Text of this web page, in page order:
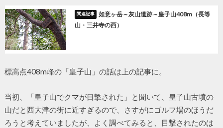
如意ヶ岳～灰山遺跡～皇子山408m（長等
山・三井寺の西）
標高点408m峰の「皇子山」の話は上の記事に。
当初、「皇子山でクマが目撃された」と聞いて、皇子山古墳の
山だと西大津の街に近すぎるので、さすがにゴルフ場のほうだ
ろうと考えていましたが、よく調べてみると、目撃されたのは